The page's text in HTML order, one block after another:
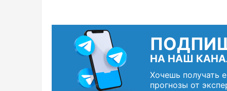
НА НАШ
Хочешь получать
прогнозы от